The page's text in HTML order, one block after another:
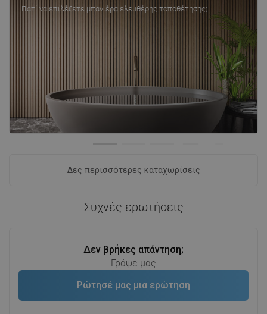
Γιατί να επιλέξετε μπανιέρα ελευθέρης τοποθέτησης;
Δες περισσότερες καταχωρίσεις
Συχνές ερωτήσεις
Δεν βρήκες απάντηση;
Γράψε μας
Ρώτησέ μας μια ερώτηση